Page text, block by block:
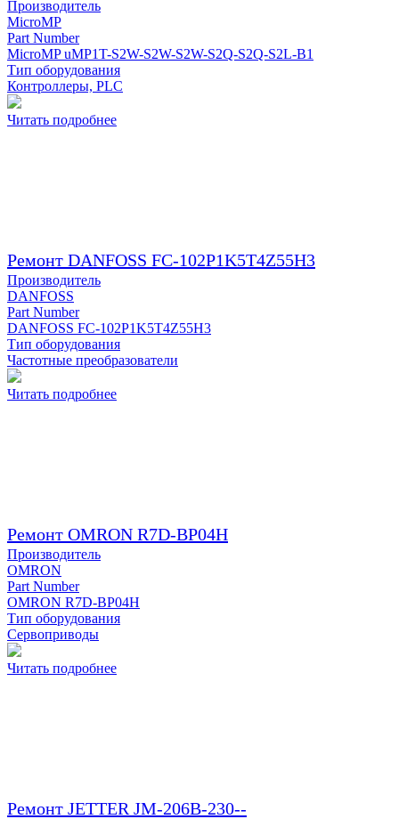
Производитель
MicroMP
Part Number
MicroMP uMP1T-S2W-S2W-S2W-S2Q-S2Q-S2L-B1
Тип оборудования
Контроллеры, PLC
Читать подробнее
Ремонт DANFOSS FC-102P1K5T4Z55H3
Производитель
DANFOSS
Part Number
DANFOSS FC-102P1K5T4Z55H3
Тип оборудования
Частотные преобразователи
Читать подробнее
Ремонт OMRON R7D-BP04H
Производитель
OMRON
Part Number
OMRON R7D-BP04H
Тип оборудования
Сервоприводы
Читать подробнее
Ремонт JETTER JM-206B-230--